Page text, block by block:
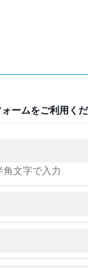
ームをご利用く
角文字で入力